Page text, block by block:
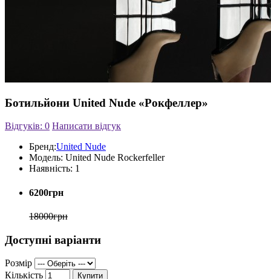
Ботильйони United Nude «Рокфеллер»
Відгуків: 0 Написати відгук
Бренд:United Nude
Модель: United Nude Rockerfeller
Наявність: 1
6200грн
18000грн
Доступні варіанти
Розмір
Кількість
Купити